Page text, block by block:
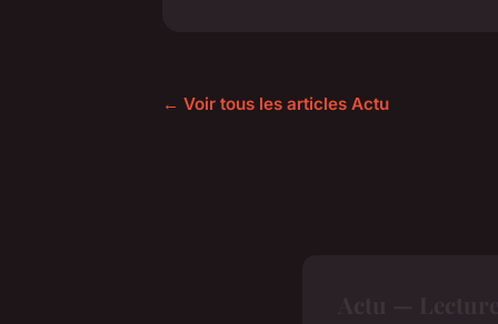
← Voir tous les articles Actu